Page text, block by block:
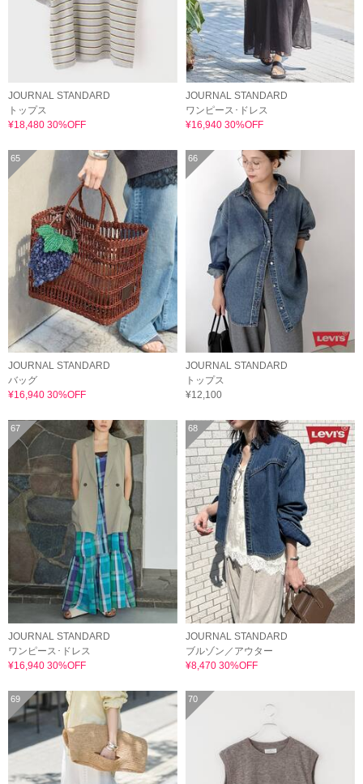
JOURNAL STANDARD
トップス
¥18,480 30%OFF
JOURNAL STANDARD
ワンピース･ドレス
¥16,940 30%OFF
65
JOURNAL STANDARD
バッグ
¥16,940 30%OFF
66
JOURNAL STANDARD
トップス
¥12,100
67
JOURNAL STANDARD
ワンピース･ドレス
¥16,940 30%OFF
68
JOURNAL STANDARD
ブルゾン／アウター
¥8,470 30%OFF
69 70